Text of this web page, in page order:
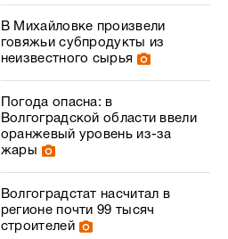
В Михайловке произвели
говяжьи субпродукты из
неизвестного сырья
Погода опасна: в
Волгоградской области ввели
оранжевый уровень из-за
жары
Волгоградстат насчитал в
регионе почти 99 тысяч
строителей